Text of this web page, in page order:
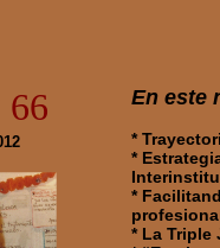
66 En este
*
*
*
* La Triple